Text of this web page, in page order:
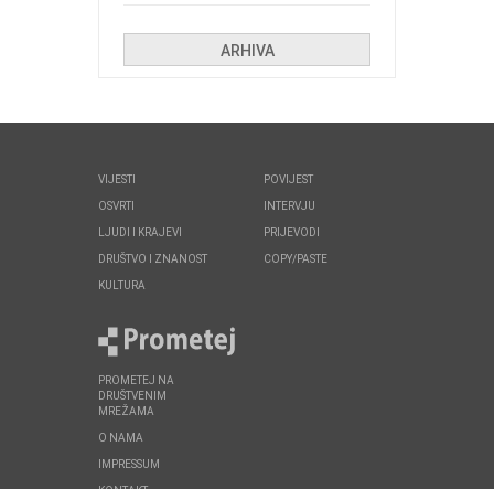
ARHIVA
VIJESTI
OSVRTI
LJUDI I KRAJEVI
DRUŠTVO I ZNANOST
KULTURA
POVIJEST
INTERVJU
PRIJEVODI
COPY/PASTE
PROMETEJ NA
DRUŠTVENIM
MREŽAMA
O NAMA
IMPRESSUM